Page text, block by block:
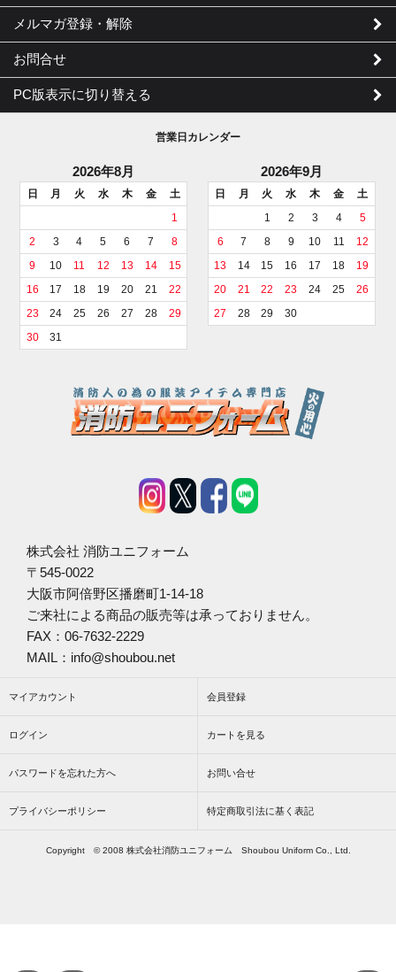
メルマガ登録・解除
お問合せ
PC版表示に切り替える
営業日カレンダー
2026年8月
日 月 火 水 木 金
土
1
2
3 4 5 6 7
8
9
10 11 12 13 14
15
16
17 18 19 20 21
22
23
24 25 26 27 28
29
30
31
2026年9月
日 月 火 水 木 金
土
1
2 3 4
5
6
7 8 9 10 11
12
13
14 15 16 17 18
19
20
21 22 23 24 25
26
27
28 29 30
株式会社 消防ユニフォーム
〒545-0022
大阪市阿倍野区播磨町1-14-18
ご来社による商品の販売等は承っておりません。
FAX：06-7632-2229
MAIL：info@shoubou.net
マイアカウント 会員登録
ログイン カートを見る
パスワードを忘れた方へ お問い合せ
プライバシーポリシー 特定商取引法に基く表記
Copyright © 2008 株式会社消防ユニフォーム Shoubou Uniform Co., Ltd.